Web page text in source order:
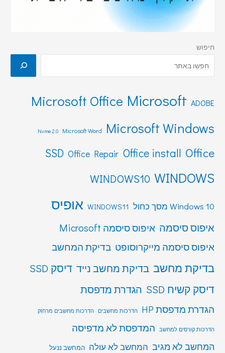
חיפוש
ADOBE
Microsoft
Microsoft Office
Microsoft Windows
Microsoft Word
Nvme 2.0
Office
Office install
Office Repair
SSD
WINDOWS
WINDOWS10
Windows 10 מסך כחול WINDOWS11 אופיס
איפוס סיסמה איפוס סיסמה Microsoft
איפוס סיסמה מייקרוסופט בדיקת המחשב
בדיקת מחשב בדיקת מחשב נייד דיסק SSD
דיסק קשיח SSD
הגדרת מדפסת
הגדרת מדפסת HP הדרכות מחשבים הדרכות מחשבים מרחוק
הדרכות קורסים למחשב המדפסת לא מדפיסה
המחשב לא מגיב המחשב לא עולה המחשב ננעל